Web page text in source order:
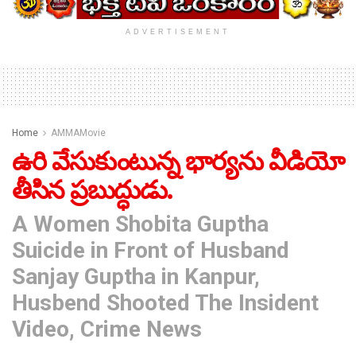
ADVERTISEMENT
Home AMMAMovie
ఉరి వేసుకుంటున్న భార్యను వీడియో
తీసిన ప్రబుద్ధుడు.
A Women Shobita Guptha
Suicide in Front of Husband
Sanjay Guptha in Kanpur,
Husbend Shooted The Insident
Video, Crime News